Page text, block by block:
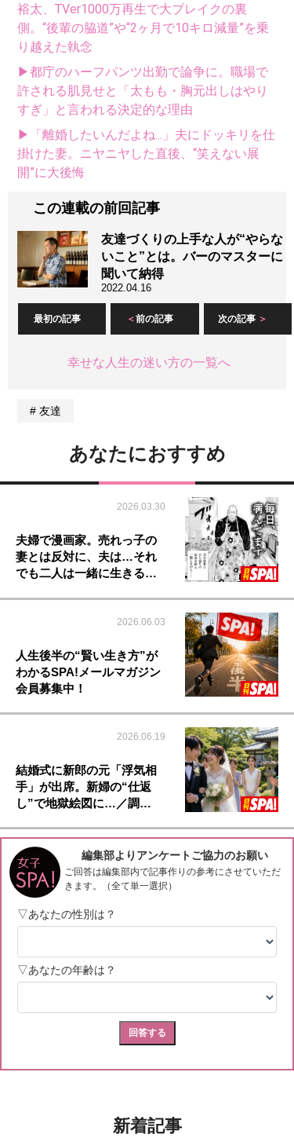
裕太、TVer1000万再生で大ブレイクの裏
側。“後輩の脇道”や“2ヶ月で10キロ減量”を乗
り越えた執念
▶都庁のハーフパンツ出勤で論争に。職場で
許される肌見せと「太もも・胸元出しはやり
すぎ」と言われる決定的な理由
▶「離婚したいんだよね...」夫にドッキリを仕
掛けた妻。ニヤニヤした直後、“笑えない展
開”に大後悔
この連載の前回記事
友達づくりの上手な人が“やらな
いこと”とは。バーのマスターに
聞いて納得
2022.04.16
最初の記事 前の記事 次の記事
幸せな人生の迷い方の一覧へ
友達
あなたにおすすめ
2026.03.30
夫婦で漫画家。売れっ子の
妻とは反対に、夫は…それ
でも二人は一緒に生きる…
2026.06.03
人生後半の“賢い生き方”が
わかるSPA!メールマガジン
会員募集中！
2026.06.19
結婚式に新郎の元「浮気相
手」が出席。新婦の“仕返
し”で地獄絵図に…／調…
新着記事